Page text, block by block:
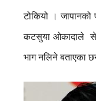
टोकियो । जापानको
कटसुया ओकादाले
भाग नलिने बताएका